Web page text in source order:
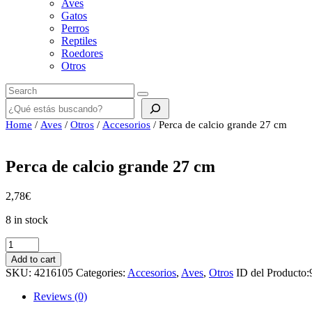
Aves
Gatos
Perros
Reptiles
Roedores
Otros
Buscar
Home / Aves / Otros / Accesorios / Perca de calcio grande 27 cm
Perca de calcio grande 27 cm
2,78€
8 in stock
Perca
de
calcio
grande
Add to cart
SKU: 4216105 Categories: Accesorios, Aves, Otros ID del Producto:
Reviews (0)